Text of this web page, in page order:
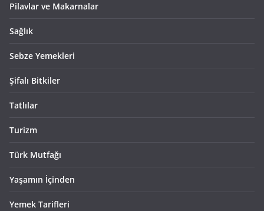
Pilavlar ve Makarnalar
Sağlık
Sebze Yemekleri
Şifalı Bitkiler
Tatlılar
Turizm
Türk Mutfağı
Yaşamın İçinden
Yemek Tarifleri